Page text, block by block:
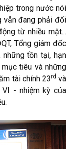
trong nước nói
vẫn đang phải đối
từ nhiều mặt...
Tổng giám đốc
tồn tại, hạn
tiêu và những
tài chính 23rd và
- nhiệm kỳ của